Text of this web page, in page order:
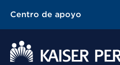
Centro de apoyo